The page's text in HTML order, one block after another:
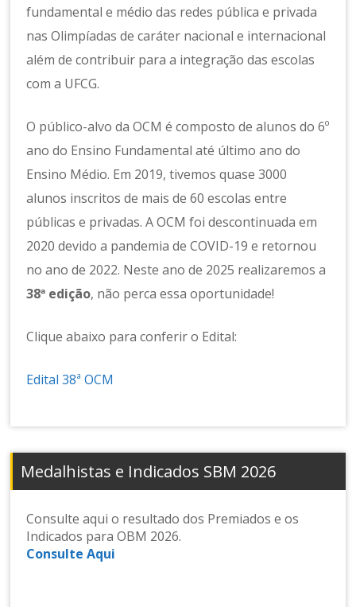
fundamental e médio das redes pública e privada
nas Olimpíadas de caráter nacional e internacional
além de contribuir para a integração das escolas
com a UFCG.
O público-alvo da OCM é composto de alunos do 6º
ano do Ensino Fundamental até último ano do
Ensino Médio. Em 2019, tivemos quase 3000
alunos inscritos de mais de 60 escolas entre
públicas e privadas. A OCM foi descontinuada em
2020 devido a pandemia de COVID-19 e retornou
no ano de 2022. Neste ano de 2025 realizaremos a
38ª edição, não perca essa oportunidade!
Clique abaixo para conferir o Edital:
Edital 38ª OCM
Medalhistas e Indicados SBM 2026
Consulte aqui o resultado dos Premiados e os
Indicados para OBM 2026.
Consulte Aqui